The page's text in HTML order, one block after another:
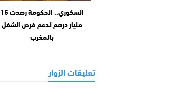
السكوري.. الحكومة رصدت 15
مليار درهم لدعم فرص الشغل
بالمغرب
تعليقات الزوار